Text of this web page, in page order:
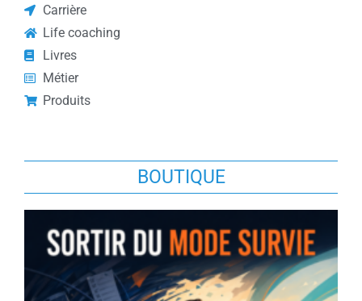
Carrière
Life coaching
Livres
Métier
Produits
BOUTIQUE